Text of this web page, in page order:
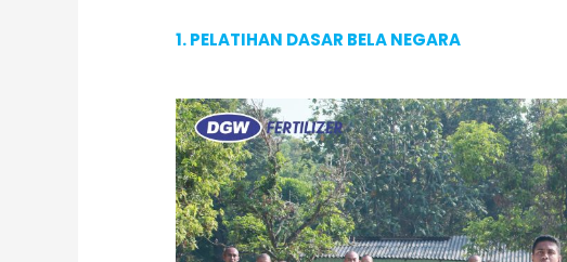
1. PELATIHAN DASAR BELA NEGARA